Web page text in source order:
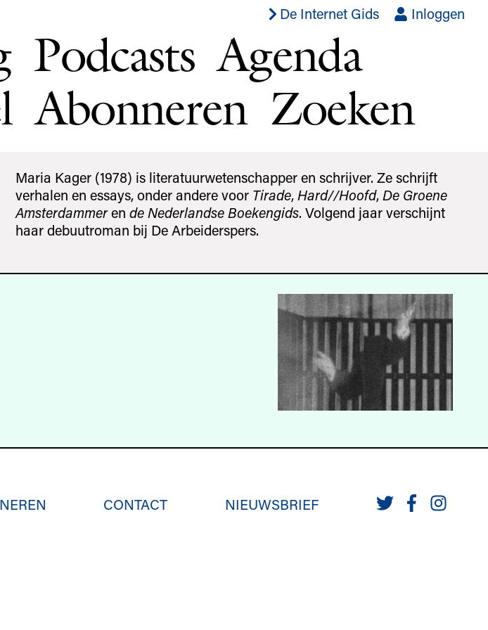
De Internet Gids Inloggen
Podcasts Agenda
Abonneren Zoeken
Maria Kager (1978) is literatuur­wetenschapper en schrijver. Ze schrijft
verhalen en essays, onder andere voor Tirade, Hard//Hoofd, De Groene
Amsterdammeren de Nederlandse Boekengids. Volgend jaar verschijnt
haar debuutroman bij De Arbeiderspers.
CONTACT NIEUWSBRIEF